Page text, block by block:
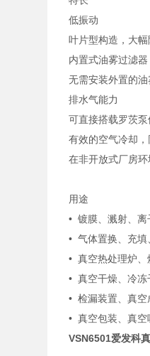
低振动
叶片型构造，大幅
内置式油雾过滤器
无需安装外置的油
排水气能力
可直接搭载罗茨泵
有效的空气冷却
在非开放式厂房环
用途
• 镀膜、溅射、离
• 气体置换、充填
• 真空热处理炉、
• 真空干燥、冷冻
• 检漏装置、真空
• 真空包装、真空
VSN6501爱发科